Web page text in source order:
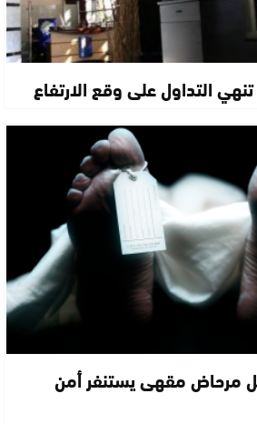
تنهي التداول على وقع الارتفاع
مرحاض مقهى يستنفر أمن